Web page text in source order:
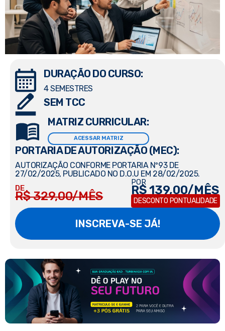
DURAÇÃO DO CURSO:
4 SEMESTRES
SEM TCC
MATRIZ CURRICULAR:
ACESSAR MATRIZ
PORTARIA DE AUTORIZAÇÃO (MEC):
AUTORIZAÇÃO CONFORME PORTARIA Nº93 DE
27/02/2025, PUBLICADO NO D.O.U EM 28/02/2025.
DE
R$ 329,00/MÊS
POR
R$ 139,00/MÊS
DESCONTO PONTUALIDADE
INSCREVA-SE JÁ!